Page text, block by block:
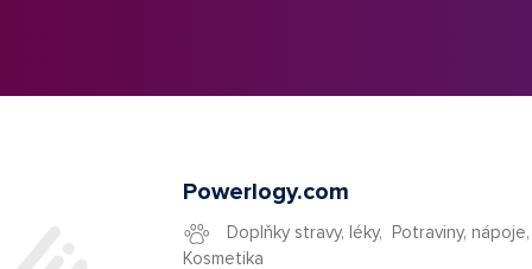
Powerlogy.com
Doplňky stravy, léky, Potraviny, nápoje,
Kosmetika